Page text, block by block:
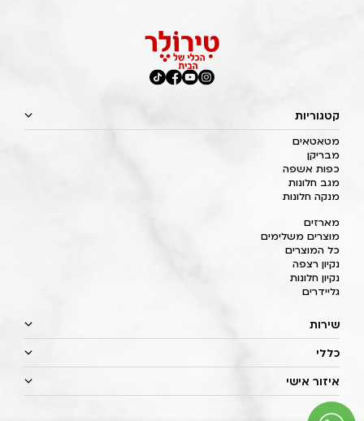
קטגוריות
מטאטאים
מבריקן
כפות אשפה
מגב חלונות
מנקה חלונות
מארזים
מוצרים משלימים
כל המוצרים
נקיון רצפה
נקיון חלונות
גליידרים
שירות
כללי
איזור אישי